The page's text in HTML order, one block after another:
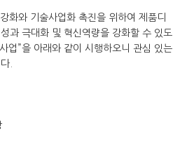
화와 기술사업화 촉진을 위하여 제품디
과 극대화 및 혁신역량을 강화할 수 있도
업”을 아래와 같이 시행하오니 관심 있는
.